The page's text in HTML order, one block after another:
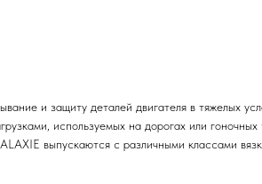
и защиту деталей двигателя в тяжелых
используемых на дорогах или
выпускаются с различными классами